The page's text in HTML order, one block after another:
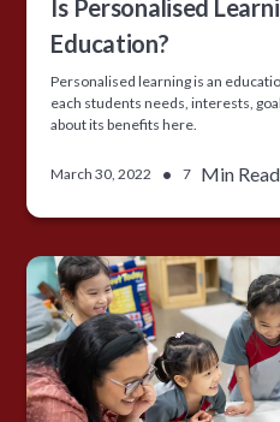
Is Personalised
Education?
Personalised learning is an
each students needs, interests,
about its benefits here.
March 30, 2022 • 7 Min Read